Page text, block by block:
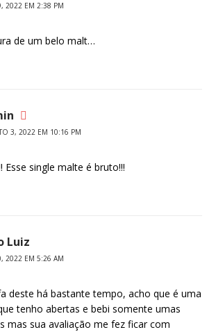
2022 EM 2:38 PM
de um belo malt…
3, 2022 EM 10:16 PM
Esse single malte é bruto!!!
Luiz
2022 EM 5:26 AM
deste há bastante tempo, acho que é uma
tenho abertas e bebi somente umas
mas sua avaliação me fez ficar com